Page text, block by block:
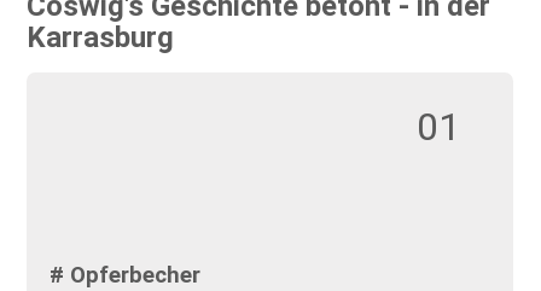
Karrasburg
01
# Opferbecher